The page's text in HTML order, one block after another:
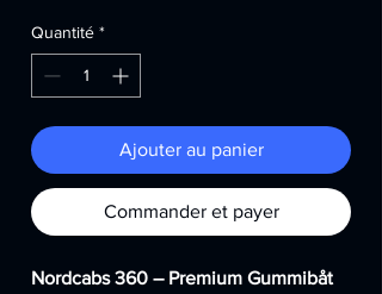
Quantité *
Ajouter au panier
Commander et payer
Nordcabs 360 – Premium Gummibåt